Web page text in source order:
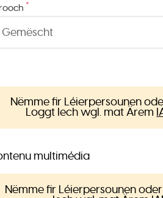
*
Nëmme fir Léierpersounen
Loggt Iech wgl. mat Ärem
multimédia
Nëmme fir Léierpersounen